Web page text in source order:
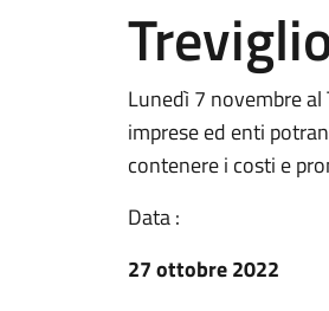
Lunedì 7 novembre
imprese ed enti
contenere i costi e
Data :
27 ottobre 2022